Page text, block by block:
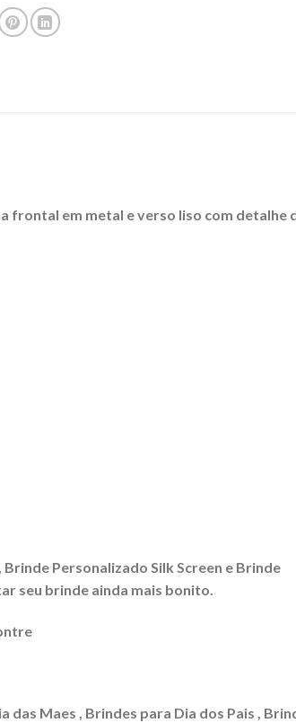
frontal em metal e verso liso com detalhe
Personalizado Silk Screen e Brinde
seu brinde ainda mais bonito.
Maes , Brindes para Dia dos Pais ,